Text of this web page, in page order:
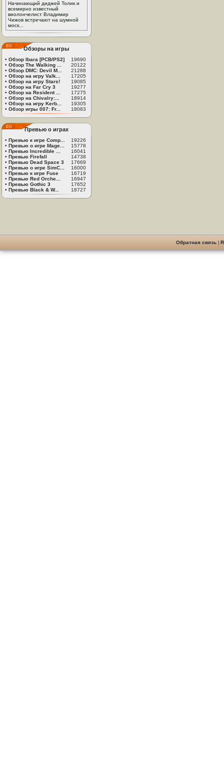
Начинающий диджей Толик и
всемирно известный
виолончелист Владимир
Чижов встречают на шумной
моск...
Обзоры на игры
• Обзор Ibara [PCB/PS2]
19690
• Обзор The Walking ...
20122
• Обзор DMC: Devil M...
21288
• Обзор на игру Valk...
17205
• Обзор на игру Stars!
19085
• Обзор на Far Cry 3
19277
• Обзор на Resident ...
17275
• Обзор на Chivalry:...
18914
• Обзор на игру Kerb...
19305
• Обзор игры 007: Fr... 18083
Превью о играх
• Превью к игре Comp...
19226
• Превью о игре Mage...
15778
• Превью Incredible ...
16041
• Превью Firefall
14738
• Превью Dead Space 3
17669
• Превью о игре SimC...
16000
• Превью к игре Fuse
16719
• Превью Red Orche...
16947
• Превью Gothic 3
17652
• Превью Black & W... 18727
Обратная связь